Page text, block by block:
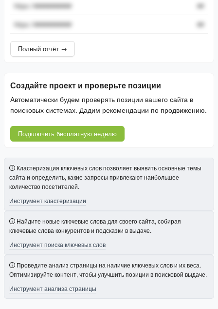
https://###########
##
https://###########
##
Полный отчёт →
Создайте проект и проверьте позиции
Автоматически будем проверять позиции вашего сайта в
поисковых системах. Дадим рекомендации по продвижению.
Подключить бесплатную неделю
Кластеризация ключевых слов позволяет выявить основные темы
сайта и определить, какие запросы привлекают наибольшее
количество посетителей.
Инструмент кластеризации
Найдите новые ключевые слова для своего сайта, собирая
ключевые слова конкурентов и подсказки в выдаче.
Инструмент поиска ключевых слов
Проведите анализ страницы на наличие ключевых слов и их веса.
Оптимизируйте контент, чтобы улучшить позиции в поисковой выдаче.
Инструмент анализа страницы